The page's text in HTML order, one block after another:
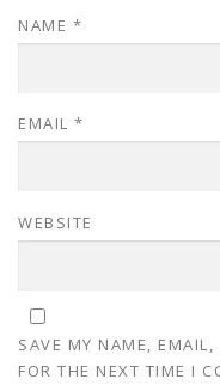
NAME *
EMAIL *
WEBSITE
SAVE MY NAME,
FOR THE NEXT TIME I